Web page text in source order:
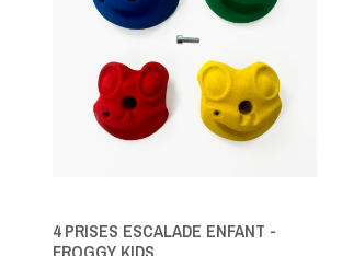
4 PRISES ESCALADE ENFANT -